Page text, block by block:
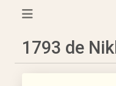
1793 de